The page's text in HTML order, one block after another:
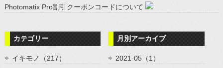
Photomatix Pro割引クーポンコードについて
カテゴリー
イキモノ（217）
月別アーカイブ
2021-05（1）